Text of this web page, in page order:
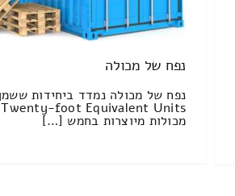
נפח של מכולה
Twenty-foot Equivalent Units
מכולות מיוצרות בחמש […]